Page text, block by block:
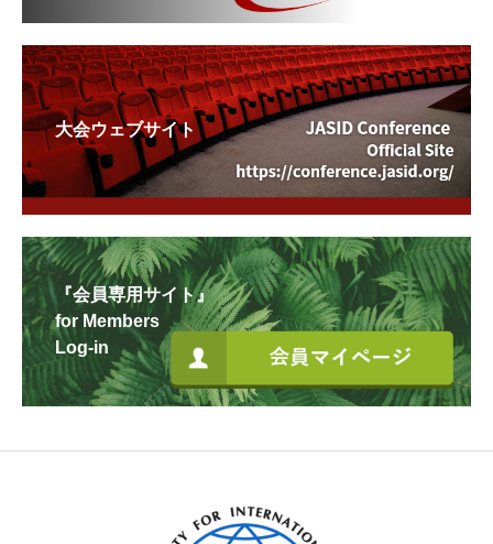
大会ウェブサイト
『会員専用サイト』
for Members
Log-in